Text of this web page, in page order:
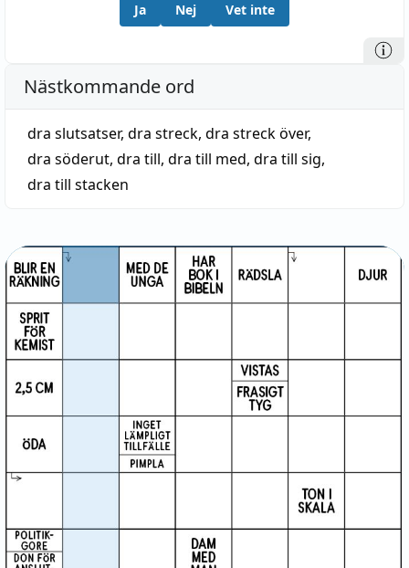
Ja Nej Vet inte
Nästkommande ord
dra slutsatser, dra streck, dra streck över,
dra söderut, dra till, dra till med, dra till sig,
dra till stacken